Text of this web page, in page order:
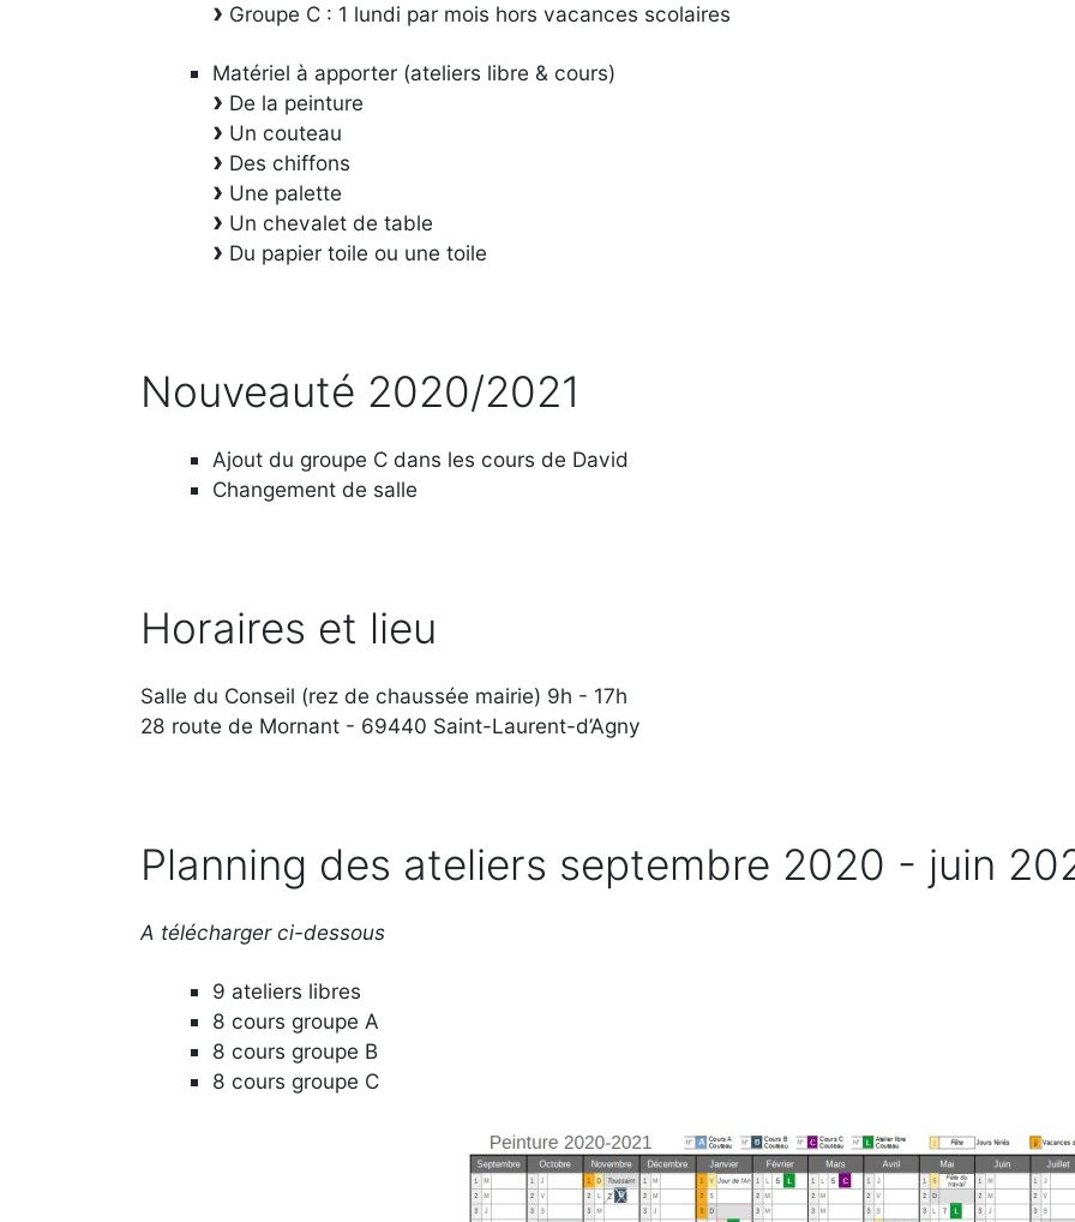
Groupe C : 1 lundi par mois hors vacances scolaires
Matériel à apporter (ateliers libre & cours)
De la peinture
Un couteau
Des chiffons
Une palette
Un chevalet de table
Du papier toile ou une toile
Nouveauté 2020/2021
Ajout du groupe C dans les cours de David
Changement de salle
Horaires et lieu
Salle du Conseil (rez de chaussée mairie) 9h - 17h
28 route de Mornant - 69440 Saint-Laurent-d’Agny
Planning des ateliers septembre 2020 - juin
A télécharger ci-dessous
9 ateliers libres
8 cours groupe A
8 cours groupe B
8 cours groupe C